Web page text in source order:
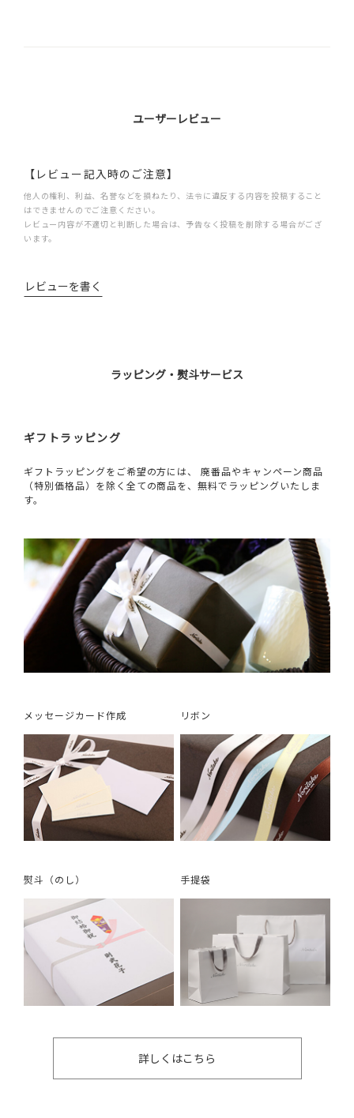
ユーザーレビュー
【レビュー記入時のご注意】
他人の権利、利益、名誉などを損ねたり、法令に違反する内容を投稿すること
はできませんのでご注意ください。
レビュー内容が不適切と判断した場合は、予告なく投稿を削除する場合がござ
います。
レビューを書く
ラッピング・熨斗サービス
ギフトラッピング
ギフトラッピングをご希望の方には、 廃番品やキャンペーン商品
（特別価格品）を除く全ての商品を、無料でラッピングいたしま
す。
メッセージカード作成 リボン
熨斗（のし） 手提袋
詳しくはこちら